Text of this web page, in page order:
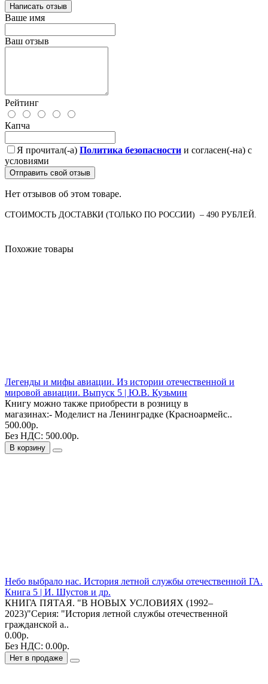
Написать отзыв
Ваше имя
Ваш отзыв
Рейтинг
Капча
Я прочитал(-а) Политика безопасности и согласен(-на) с
условиями
Отправить свой отзыв
Нет отзывов об этом товаре.
СТОИМОСТЬ ДОСТАВКИ (ТОЛЬКО ПО РОССИИ) – 490 РУБЛЕЙ.
Похожие товары
Легенды и мифы авиации. Из истории отечественной и
мировой авиации. Выпуск 5 | Ю.В. Кузьмин
Книгу можно также приобрести в розницу в
магазинах:- Моделист на Ленинградке (Красноармейс..
500.00р.
Без НДС: 500.00р.
В корзину
Небо выбрало нас. История летной службы отечественной ГА.
Книга 5 | И. Шустов и др.
КНИГА ПЯТАЯ. "В НОВЫХ УСЛОВИЯХ (1992–
2023)"Серия: "История летной службы отечественной
гражданской а..
0.00р.
Без НДС: 0.00р.
Нет в продаже